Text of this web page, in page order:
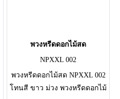
พวงหรีดดอกไม้สด
NPXXL 002
พวงหรีดดอกไม้สด NPXXL 002
โทนสี ขาว ม่วง พวงหรีดดอกไม้